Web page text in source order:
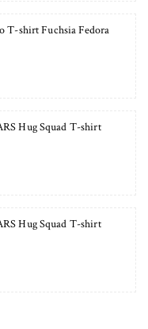
T-shirt Fuchsia Fedora
Hug Squad T-shirt
Hug Squad T-shirt